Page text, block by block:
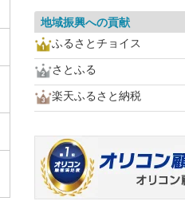
地域振興への貢献
ふるさとチョイス
さとふる
楽天ふるさと納税